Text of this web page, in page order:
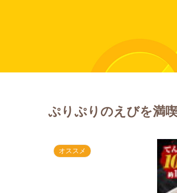
ぷりぷりのえびを満
オススメ